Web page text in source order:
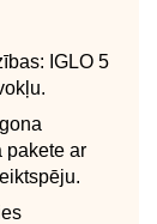
IGLO 5
pakete ar